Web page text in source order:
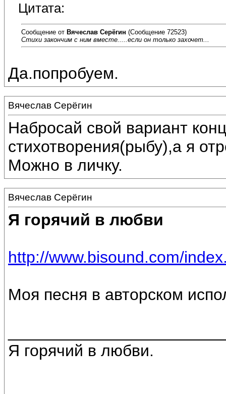
Цитата:
Сообщение от Вячеслав Серёгин (Сообщение 72523)
Стихи закончим с ним вместе.....если он только захочет...
Да.попробуем.
Вячеслав Серёгин
Набросай свой вариант
стихотворения(рыбу),а я
Можно в личку.
Вячеслав Серёгин
Я горячий в любви
http://www.bisound.com/
Моя песня в авторском
Я горячий в любви.